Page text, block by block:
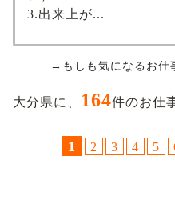
3.出来上が...
→もしも気になるお仕
大分県に、 164件のお仕
1 2 3 4 5